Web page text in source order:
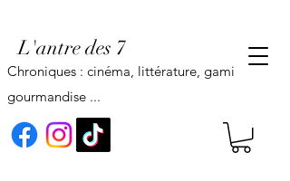
L'antre des 7
Chroniques : cinéma, littérature, gaming,
gourmandise ...